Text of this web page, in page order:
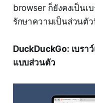
browser ก็ยังคงเป็นเ
รักษาความเป็นส่วนตั
DuckDuckGo: เบรา
แบบส่วนตัว